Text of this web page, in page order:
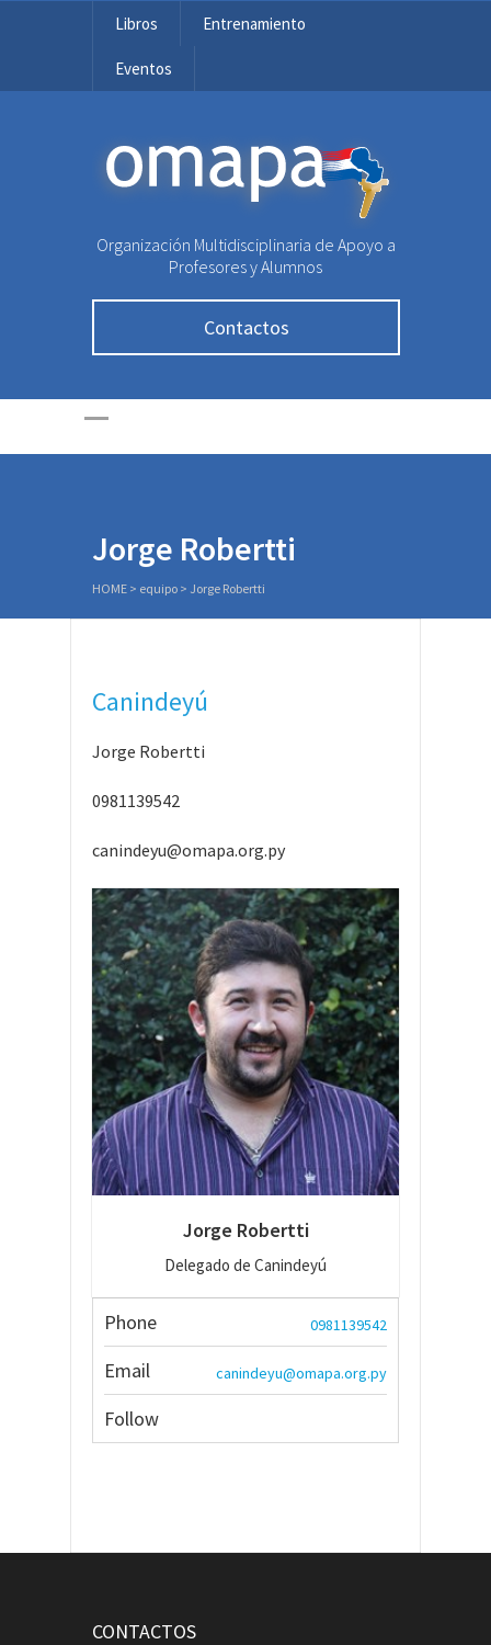
Libros Entrenamiento
Eventos
OMAPA
Organización Multidisciplinaria de Apoyo a
Profesores y Alumnos
Contactos
Jorge Robertti
HOME > equipo > Jorge Robertti
Canindeyú
Jorge Robertti
0981139542
canindeyu@omapa.org.py
Jorge Robertti
Delegado de Canindeyú
Phone 0981139542
Email canindeyu@omapa.org.py
Follow
CONTACTOS